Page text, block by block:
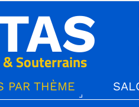
Souterrains
PAR THÈME